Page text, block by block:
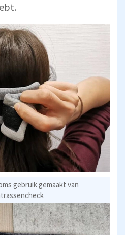
gebruik gemaakt van